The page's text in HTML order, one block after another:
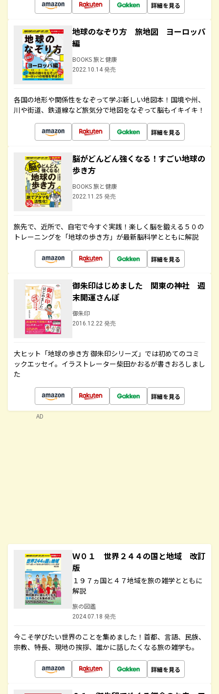
詳細を見る
地球のなぞり方 旅地図 ヨーロッパ
編
BOOKS 旅と健康
2022.10.14 発売
各国の地形や関係性をなぞって学ぶ新しい地図本！国境や州、
川や街道、鉄道線など旅気分で地図をなぞって脳もイキイキ！
詳細を見る
脳がどんどん強くなる！すごい地球の
歩き方
BOOKS 旅と健康
2022.11.25 発売
旅先で、近所で、自宅で今すぐ実践！楽しく脳を鍛える５０の
トレーニングを「地球の歩き方」が最新脳科学とともに解説
詳細を見る
御朱印はじめました 関東の神社 週
末開運さんぽ
御朱印
2016.12.22 発売
大ヒット「地球の歩き方 御朱印シリーズ」では初めてのコミ
ックエッセイ。イラストレーター柴田かおるが書きおろしまし
た
詳細を見る
Ｗ０１ 世界２４４の国と地域 改訂
版
１９７ヵ国と４７地域を旅の雑学とともに
解説
旅の図鑑
2024.07.18 発売
今こそ学びたい世界のことを集めました！首都、言語、民族、
宗教、特長、現地の挨拶、誰かに話したくなる旅の雑学も。
詳細を見る
AD